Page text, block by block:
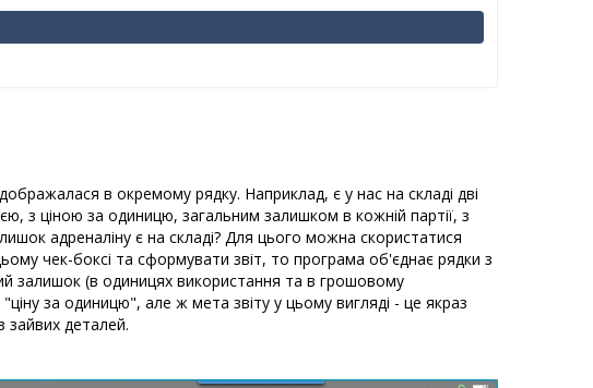
в окремому рядку. Наприклад, є у нас на складі дві
з ціною за одиницю, загальним залишком в кожній партії, з
адреналіну є на складі? Для цього можна скористатися
чек-боксі та сформувати звіт, то програма об'єднає рядки з
залишок (в одиницях використання та в грошовому
за одиницю", але ж мета звіту у цьому вигляді - це якраз
зайвих деталей.